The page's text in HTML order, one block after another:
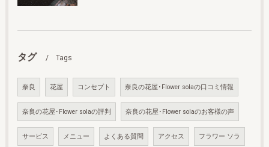
タグ Tags
奈良 花屋 コンセプト 奈良の花屋･Flower solaの口コミ情報
奈良の花屋･Flower solaの評判 奈良の花屋･Flower solaのお客様の声
サービス メニュー よくある質問 アクセス フラワー ソラ